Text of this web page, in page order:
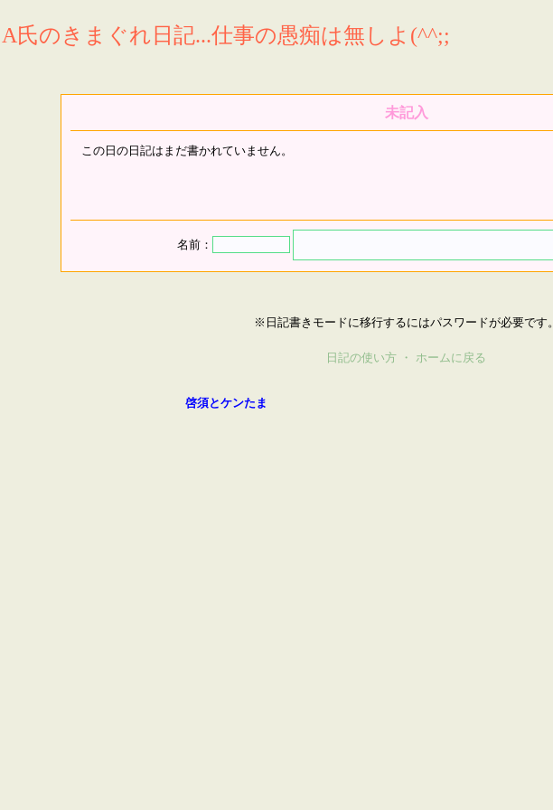
A氏のきまぐれ日記...仕事の愚痴は無しよ(^^;;
未記入
この日の日記はまだ書かれていません。
名前：
※日記書きモードに移行するにはパスワードが必要です。
日記の使い方 ・ ホームに戻る
啓須とケンたま